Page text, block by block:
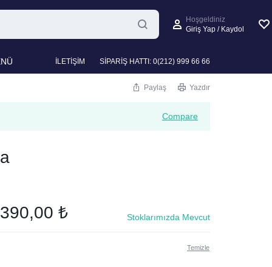
Hoşgeldiniz
Giriş Yap / Kaydol
İLETİŞİM SİPARİŞ HATTI: 0(212) 999 66 66
Paylaş Yazdır
Compare
₺ Stoklarımızda Mevcut
Temizle